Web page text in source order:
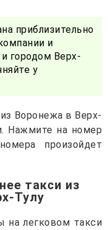
приблизительно
и
городом Верх-
у
Воронежа в Верх-
Нажмите на номер
произойдет
такси из
Тулу
на легковом такси